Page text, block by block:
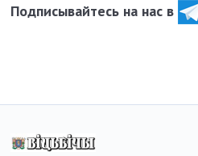
Подписывайтесь на нас в